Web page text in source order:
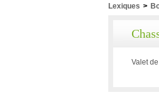
Lexiques >
Valet